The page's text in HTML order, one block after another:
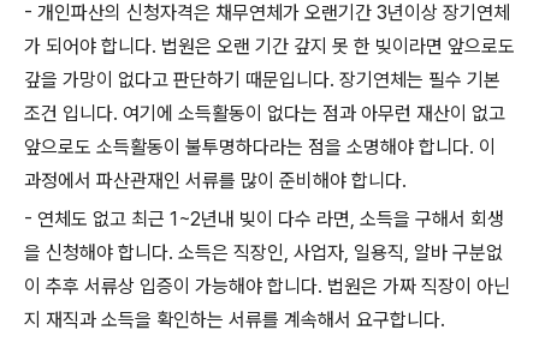
- 개인파산의 신청자격은 채무연체가 오랜기간 3년이상 장기연체
가 되어야 합니다. 법원은 오랜 기간 갚지 못 한 빚이라면 앞으로도
갚을 가망이 없다고 판단하기 때문입니다. 장기연체는 필수 기본
조건 입니다. 여기에 소득활동이 없다는 점과 아무런 재산이 없고
앞으로도 소득활동이 불투명하다라는 점을 소명해야 합니다. 이
과정에서 파산관재인 서류를 많이 준비해야 합니다.
- 연체도 없고 최근 1~2년내 빚이 다수 라면, 소득을 구해서 회생
을 신청해야 합니다. 소득은 직장인, 사업자, 일용직, 알바 구분없
이 추후 서류상 입증이 가능해야 합니다. 법원은 가짜 직장이 아닌
지 재직과 소득을 확인하는 서류를 계속해서 요구합니다.